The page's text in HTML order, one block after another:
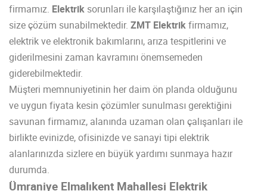
firmamız. Elektrik sorunları ile karşılaştığınız her an için
size çözüm sunabilmektedir. ZMT Elektrikfirmamız,
elektrik ve elektronik bakımlarını, arıza tespitlerini ve
giderilmesini zaman kavramını önemsemeden
giderebilmektedir.
Müşteri memnuniyetinin her daim ön planda olduğunu
ve uygun fiyata kesin çözümler sunulması gerektiğini
savunan firmamız, alanında uzaman olan çalışanları ile
birlikte evinizde, ofisinizde ve sanayi tipi elektrik
alanlarınızda sizlere en büyük yardımı sunmaya hazır
durumda.
Ümraniye Elmalıkent Mahallesi Elektrik